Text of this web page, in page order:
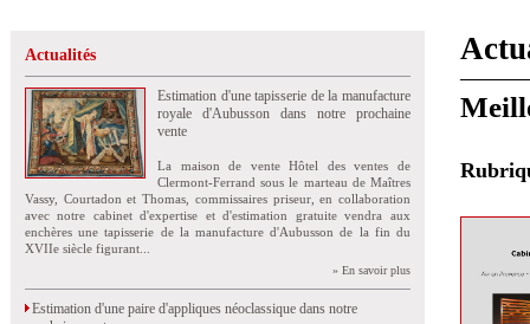
Actualités
Estimation d'une tapisserie de la manufacture
royale d'Aubusson dans notre prochaine
vente
La maison de vente Hôtel des ventes de
Clermont-Ferrand sous le marteau de Maîtres
Vassy, Courtadon et Thomas, commissaires priseur, en collaboration
avec notre cabinet d'expertise et d'estimation gratuite vendra aux
enchères une tapisserie de la manufacture d'Aubusson de la fin du
XVIIe siècle figurant...
» En savoir plus
Estimation d'une paire d'appliques néoclassique dans notre